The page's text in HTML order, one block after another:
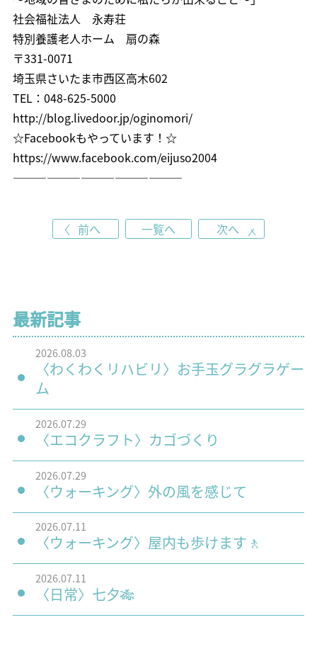
社会福祉法人 永寿荘
特別養護老人ホーム 扇の森
〒331-0071
埼玉県さいたま市西区高木602
TEL：048-625-5000
http://blog.livedoor.jp/oginomori/
☆Facebookもやっています！☆
https://www.facebook.com/eijuso2004
———————————————
前へ 一覧へ 次へ
最新記事
2026.08.03
〈わくわくリハビリ〉お手玉グラグラゲー
ム
2026.07.29
〈エコクラフト〉カゴづくり
2026.07.29
〈ウォーキング〉外の風を感じて
2026.07.11
〈ウォーキング〉屋内も歩けます🚶
2026.07.11
〈日常〉七夕🎋